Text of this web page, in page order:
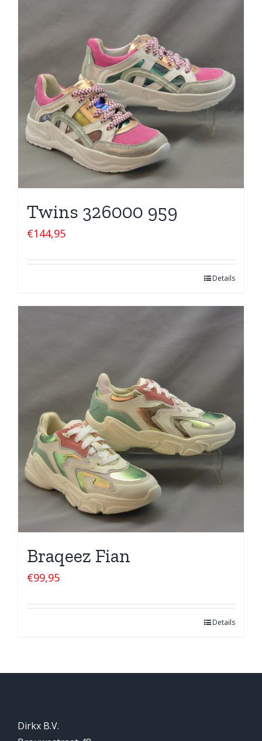
Twins 326000 959
€144,95
Details
Braqeez Fian
€99,95
Details
Dirkx B.V.